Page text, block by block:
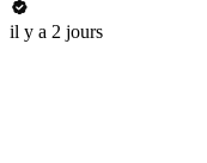
il y a 2 jours